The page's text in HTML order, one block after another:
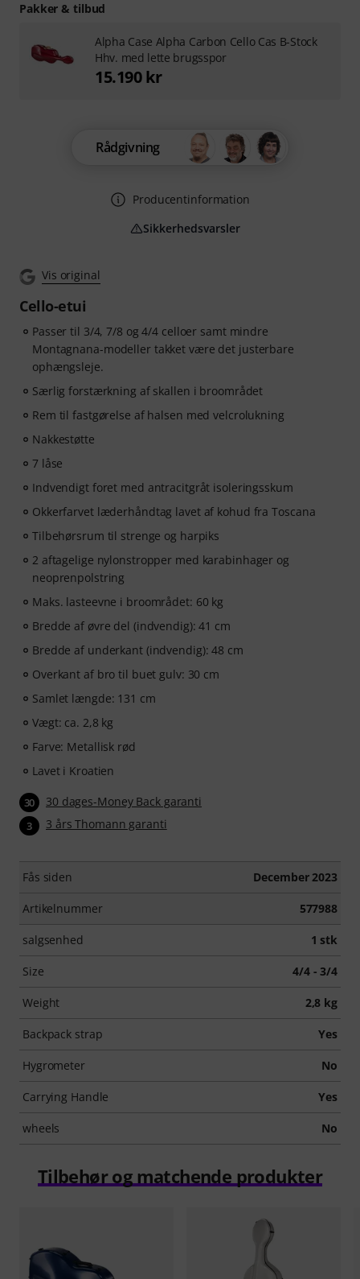
Vis original
Cello-etui
Passer til 3/4, 7/8 og 4/4 celloer samt mindre
Montagnana-modeller takket være det justerbare
ophængsleje.
Særlig forstærkning af skallen i broområdet
Rem til fastgørelse af halsen med velcrolukning
Nakkestøtte
7 låse
Indvendigt foret med antracitgråt isoleringsskum
Okkerfarvet læderhåndtag lavet af kohud fra Toscana
Tilbehørsrum til strenge og harpiks
2 aftagelige nylonstropper med karabinhager og
neoprenpolstring
Maks. lasteevne i broområdet: 60 kg
Bredde af øvre del (indvendig): 41 cm
Bredde af underkant (indvendig): 48 cm
Overkant af bro til buet gulv: 30 cm
Samlet længde: 131 cm
Vægt: ca. 2,8 kg
Farve: Metallisk rød
Lavet i Kroatien
30 30 dages-Money Back garanti
3 3 års Thomann garanti
Fås siden December 2023
Artikelnummer 577988
salgsenhed 1 stk
Size 4/4 - 3/4
Weight 2,8 kg
Backpack strap Yes
Hygrometer No
Carrying Handle Yes
wheels No
Rådgivning
Producentinformation
Sikkerhedsvarsler
Pakker & tilbud
Alpha Case Alpha Carbon Cello Cas B-Stock
Hhv. med lette brugsspor
15.190 kr
Tilbehør og matchende produkter